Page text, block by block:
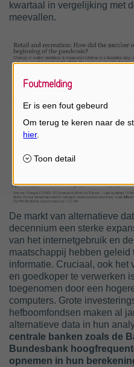
kwartaal in vergelijking met
meevallen.
De markt van alternatieve
decennium een sterke
van het internetgebruik en
maatschappij hebben geleid
informatie. Cruciaal, ook het
en goedkoper te verwerken
toegenomen door een
computers. Grote
hefboomfondsen maken al
alternatieve data in hun
centrale banken zoals de
Bundesbank
opnemen in hun
Foutmelding
Er is een fout gebeurd